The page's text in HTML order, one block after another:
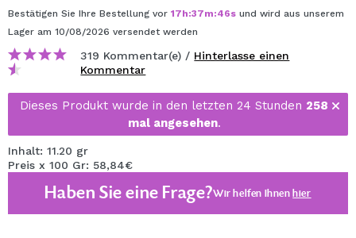
Bestätigen Sie Ihre Bestellung vor 17h:37m:46s und wird aus unserem
Lager am 10/08/2026 versendet werden
319 Kommentar(e) / Hinterlasse einen
Kommentar
Dieses Produkt wurde in den letzten 24 Stunden 258
mal angesehen.
Inhalt: 11.20 gr
Preis x 100 Gr: 58,84€
Haben Sie eine Frage?Wir helfen Ihnenhier